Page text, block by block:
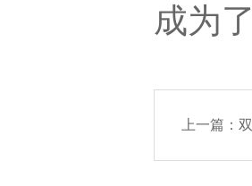
成为
上一篇：